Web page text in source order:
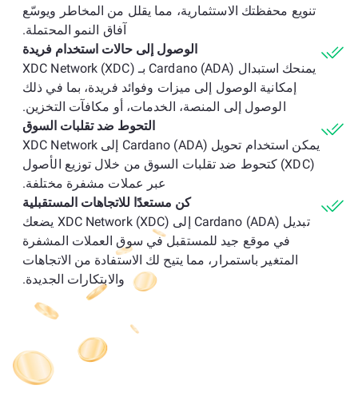
تنويع محفظتك الاستثمارية، مما يقلل من المخاطر ويوسّع
آفاق النمو المحتملة.
الوصول إلى حالات استخدام فريدة
يمنحك استبدال Cardano (ADA) بـ XDC Network (XDC)
إمكانية الوصول إلى ميزات وفوائد فريدة، بما في ذلك
الوصول إلى المنصة، الخدمات، أو مكافآت التخزين.
التحوط ضد تقلبات السوق
يمكن استخدام تحويل Cardano (ADA) إلى XDC Network
(XDC) كتحوط ضد تقلبات السوق من خلال توزيع الأصول
عبر عملات مشفرة مختلفة.
كن مستعدًا للاتجاهات المستقبلية
تبديل Cardano (ADA) إلى XDC Network (XDC) يضعك
في موقع جيد للمستقبل في سوق العملات المشفرة
المتغير باستمرار، مما يتيح لك الاستفادة من الاتجاهات
والابتكارات الجديدة.